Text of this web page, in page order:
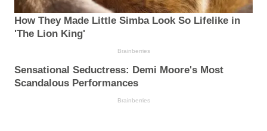
How They Made Little Simba Look So Lifelike in
'The Lion King'
Brainberries
Sensational Seductress: Demi Moore's Most
Scandalous Performances
Brainberries